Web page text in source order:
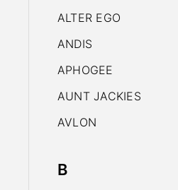
ALTER EGO
ANDIS
APHOGEE
AUNT JACKIES
AVLON
B